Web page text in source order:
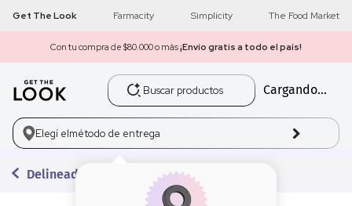
Get The Look Farmacity Simplicity The Food Market
Con tu compra de $80.000 o más¡Envío gratis a todo el país!
Buscar productos
Cargando...
Elegí elmétodo de entrega
Delineadores
1 get the look
2 máscara pestañas
3.